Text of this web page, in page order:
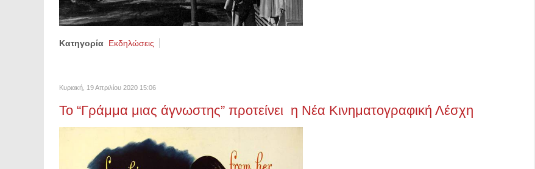
Κατηγορία Εκδηλώσεις
Κυριακή, 19 Απριλίου 2020 15:06
Το “Γράμμα μιας άγνωστης” προτείνει η Νέα Κινηματογραφική Λέσχη